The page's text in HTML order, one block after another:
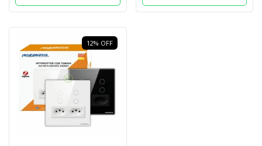
12% OFF